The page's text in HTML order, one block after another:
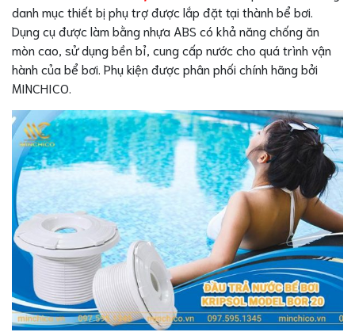
danh mục thiết bị phụ trợ được lắp đặt tại thành bể bơi.
Dụng cụ được làm bằng nhựa ABS có khả năng chống ăn
mòn cao, sử dụng bền bỉ, cung cấp nước cho quá trình vận
hành của bể bơi. Phụ kiện được phân phối chính hãng bởi
MINCHICO.